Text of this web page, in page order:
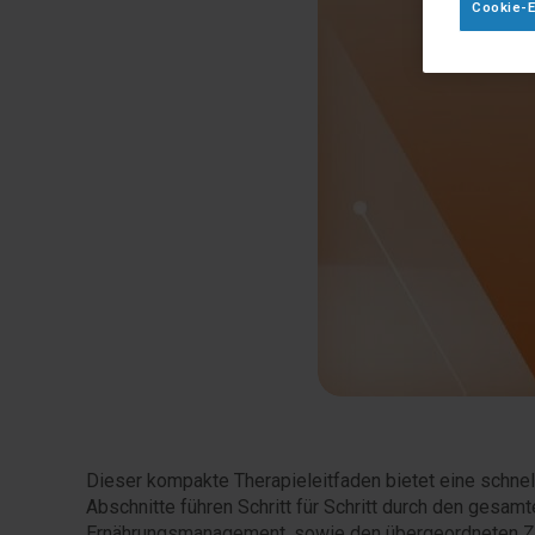
Dieser kompakte Therapieleitfaden bietet eine
Abschnitte führen Schritt für Schritt durch den
Cookie-